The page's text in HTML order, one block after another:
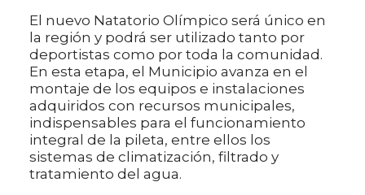
El nuevo Natatorio Olímpico será único en
la región y podrá ser utilizado tanto por
deportistas como por toda la comunidad.
En esta etapa, el Municipio avanza en el
montaje de los equipos e instalaciones
adquiridos con recursos municipales,
indispensables para el funcionamiento
integral de la pileta, entre ellos los
sistemas de climatización, filtrado y
tratamiento del agua.